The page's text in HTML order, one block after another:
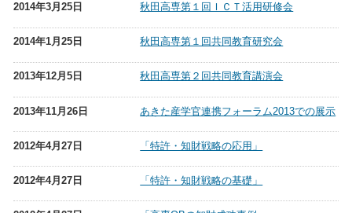
2014年3月25日 秋田高専第１回ＩＣＴ活用研修会
2014年1月25日 秋田高専第１回共同教育研究会
2013年12月5日 秋田高専第２回共同教育講演会
2013年11月26日 あきた産学官連携フォーラム2013での展示
2012年4月27日 「特許・知財戦略の応用」
2012年4月27日 「特許・知財戦略の基礎」